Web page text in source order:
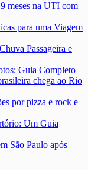
meses na UTI com
para uma Viagem
Passageira e
Guia Completo
chega ao Rio
por pizza e rock e
Um Guia
São Paulo após